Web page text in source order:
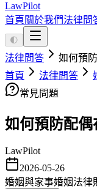
LawPilot
首頁 關於我們法律問
🌓
法律問答
如何預
首頁
法律問答
常見問題
如何預防配偶
LawPilot
2026-05-26
婚姻與家事婚姻法律